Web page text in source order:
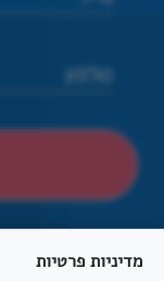
מדיניות פרטיות